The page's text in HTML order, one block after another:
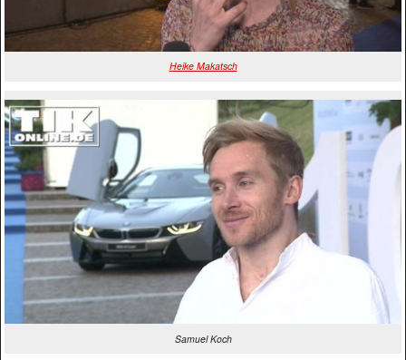
Heike Makatsch
Samuel Koch